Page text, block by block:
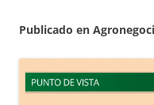
Publicado en